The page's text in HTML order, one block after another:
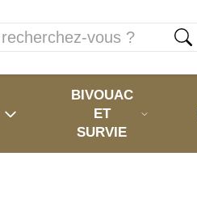
BIVOUAC
ET
SURVIE